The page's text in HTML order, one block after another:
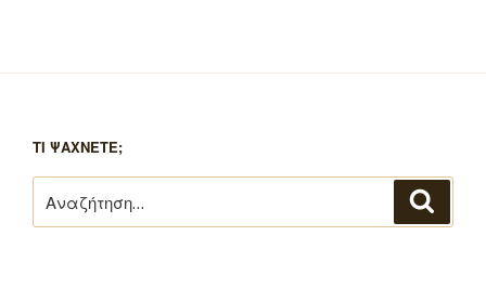
ΤΙ ΨΑΧΝΕΤΕ;
για: